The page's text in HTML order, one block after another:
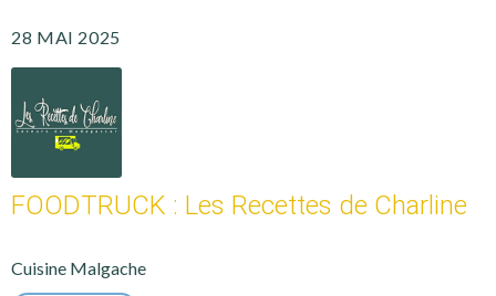
28 MAI 2025
FOODTRUCK : Les Recettes de Charline
Cuisine Malgache